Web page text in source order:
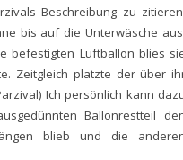
Beschreibung zu
bis auf die Unterwäsche
befestigten Luftballon blies
Zeitgleich platzte der über
Ich persönlich kann
Ballonrestteil
blieb und die